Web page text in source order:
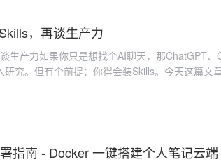
，再谈生产力
生产力如果你只是想找个AI聊天，那ChatGPT
研究。但有个前提：你得会装Skills。今天这篇
指南 - Docker 一键搭建个人笔记云端